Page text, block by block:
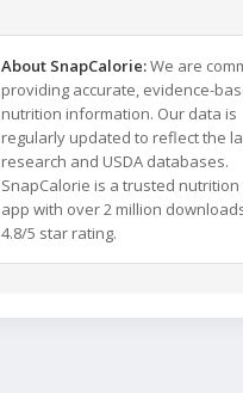
About SnapCalorie:We are
providing accurate, evidence-
nutrition information. Our data is
regularly updated to reflect the
research and USDA databases.
SnapCalorie is a trusted
app with over 2 million
4.8/5 star rating.